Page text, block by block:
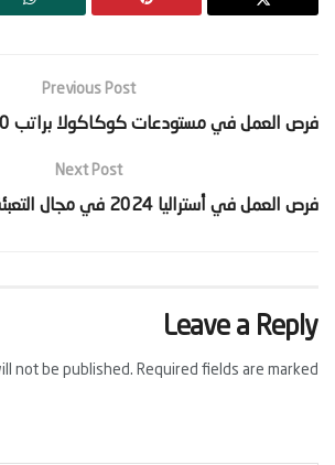
Previous Post
‫فرص العمل في مستودعات كوكاكولا براتب 20 دولار في الساعة‬
Next Post
‫فرص العمل في أستراليا 2024 في مجال التعبئة والتغليف‬
Leave a Reply
not be published. Required fields are marked